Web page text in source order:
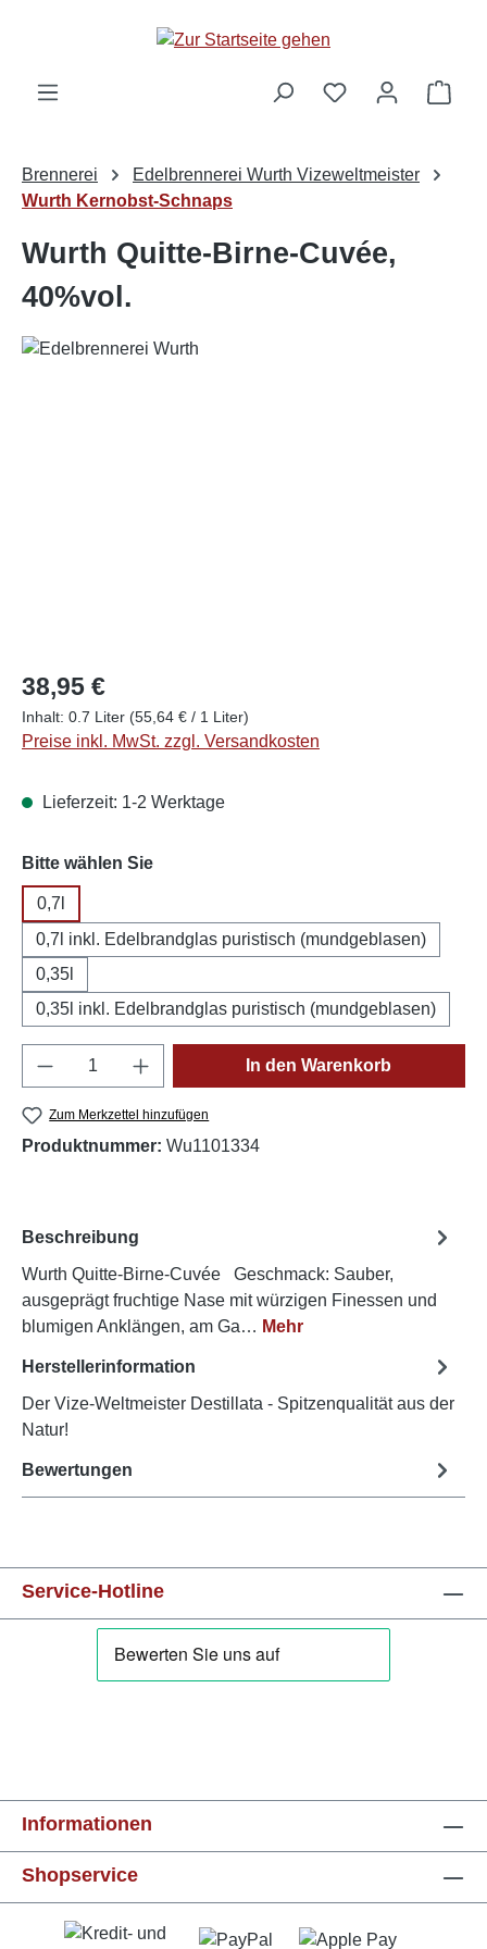
Brennerei
Edelbrennerei Wurth Vizeweltmeister
Wurth Kernobst-Schnaps
Wurth Quitte-Birne-Cuvée,
40%vol.
38,95 €
Inhalt: 0.7 Liter (55,64 € / 1 Liter)
Preise inkl. MwSt. zzgl. Versandkosten
Lieferzeit: 1-2 Werktage
Bitte wählen Sieauswählen
0,7l
0,7l inkl. Edelbrandglas puristisch (mundgeblasen)
0,35l
0,35l inkl. Edelbrandglas puristisch (mundgeblasen)
Produkt Anzahl: Gib den gewünschten
In den Warenkorb
Zum Merkzettel hinzufügen
Produktnummer: Wu1101334
Beschreibung
Wurth Quitte-Birne-Cuvée Geschmack: Sauber,
ausgeprägt fruchtige Nase mit würzigen Finessen und
blumigen Anklängen, am Ga… Mehr
Herstellerinformation
Der Vize-Weltmeister Destillata - Spitzenqualität aus der
Natur!
Bewertungen
Service-Hotline
Informationen
Shopservice